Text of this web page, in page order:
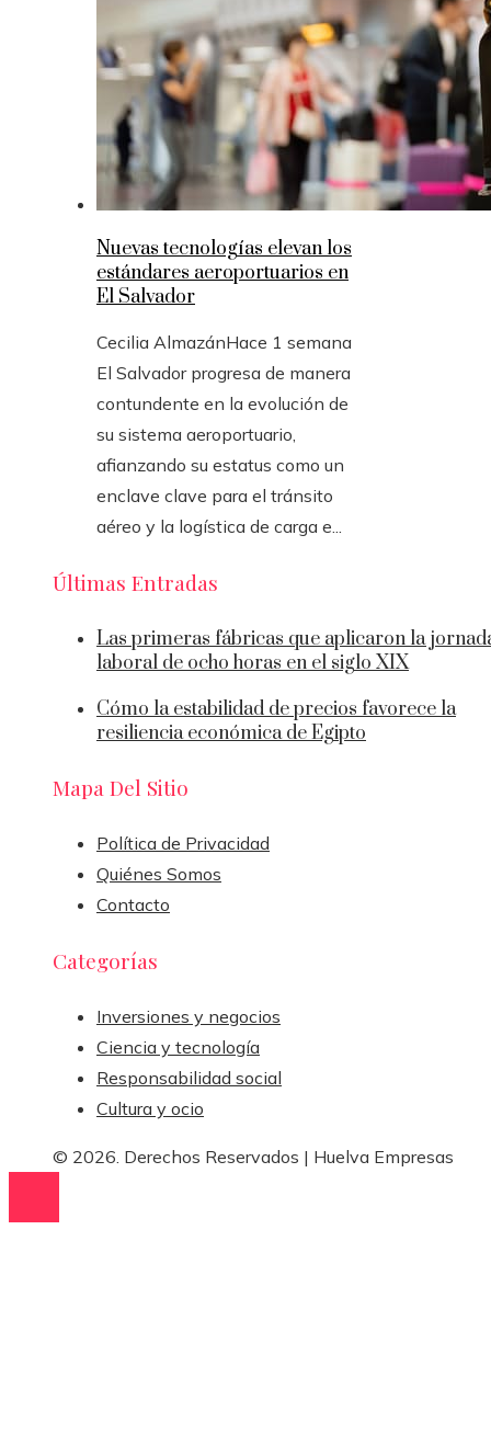
Nuevas tecnologías elevan los
estándares aeroportuarios en
El Salvador
Cecilia AlmazánHace 1 semana
El Salvador progresa de manera
contundente en la evolución de
su sistema aeroportuario,
afianzando su estatus como un
enclave clave para el tránsito
aéreo y la logística de carga e...
Últimas Entradas
Las primeras fábricas que aplicaron la
laboral de ocho horas en el siglo XIX
Cómo la estabilidad de precios favorece la
resiliencia económica de Egipto
Mapa Del Sitio
Política de Privacidad
Quiénes Somos
Contacto
Categorías
Inversiones y negocios
Ciencia y tecnología
Responsabilidad social
Cultura y ocio
© 2026. Derechos Reservados | Huelva Empresas